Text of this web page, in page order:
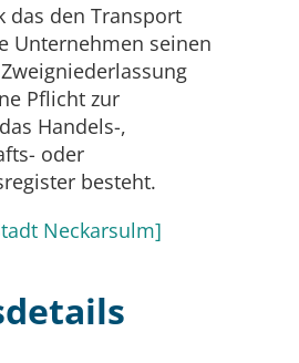
das den Transport
Unternehmen seinen
Pflicht zur
Handels-,
oder
besteht.
Neckarsulm]